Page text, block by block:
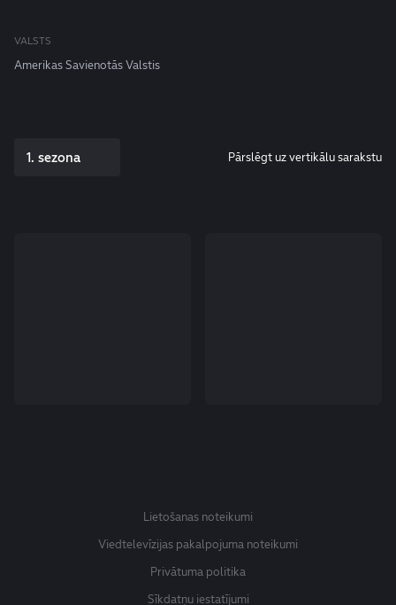
VALSTS
Amerikas Savienotās Valstis
1. sezona Pārslēgt uz vertikālu sarakstu
Lietošanas noteikumi
Viedtelevīzijas pakalpojuma noteikumi
Privātuma politika
Sīkdatņu iestatījumi